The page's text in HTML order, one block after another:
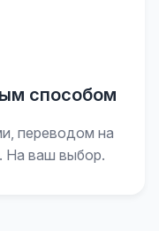
способом
переводом на
На ваш выбор.